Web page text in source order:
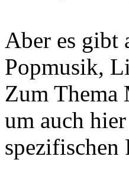
Aber es gibt
Popmusik,
Zum Thema
um auch
spezifischen